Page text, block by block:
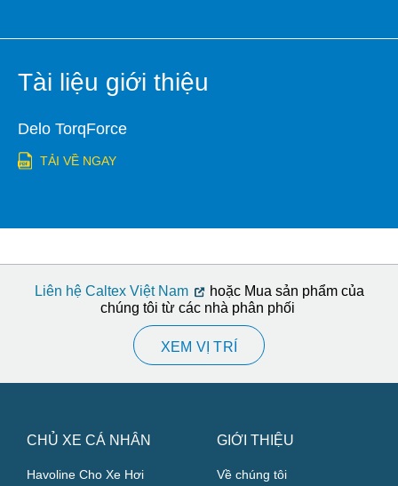
Tài liệu giới thiệu
Delo TorqForce
TẢI VỀ NGAY
Liên hệ Caltex Việt Nam
hoặc Mua sản phẩm của
chúng tôi từ các nhà phân phối
XEM VỊ TRÍ
CHỦ XE CÁ NHÂN
Havoline Cho Xe Hơi
GIỚI THIỆU
Về chúng tôi